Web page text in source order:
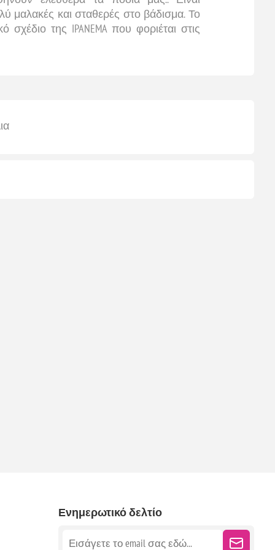
μαλακές και σταθερές στο βάδισμα. Το
της IPANEMA που φοριέται στις
Ενημερωτικό δελτίο